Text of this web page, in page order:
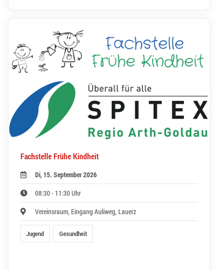
Fachstelle Frühe Kindheit
Di, 15. September 2026
08:30 - 11:30 Uhr
Vereinsraum, Eingang Auliweg, Lauerz
Jugend Gesundheit